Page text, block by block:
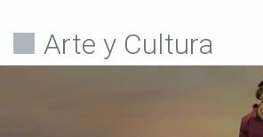
Arte y Cultura